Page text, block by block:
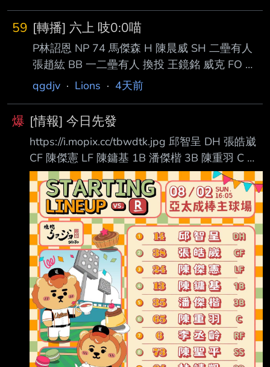
59 [轉播] 六上 吱0:0喵
P林詔恩 NP 74 馬傑森 H 陳晨威 SH 二壘有人
張趙紘 BB 一二壘有人 換投 王鏡銘 威克 FO 李
勛傑 FO --
qgdjv · Lions · 4天前
爆 [情報] 今日先發
https://i.mopix.cc/tbwdtk.jpg 邱智呈 DH 張皓崴
CF 陳傑憲 LF 陳鏞基 1B 潘傑楷 3B 陳重羽 C 李
丞齡 RF 陳聖平 SS 林靖凱 2B 林詔恩 P 就…打線
加油吧 --